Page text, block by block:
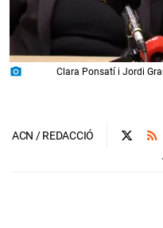
photo_camera
Clara Ponsatí i Jordi
ACN / REDACCIÓ